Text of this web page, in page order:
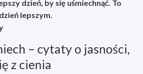
dzień, by się uśmiechnąć. To
lepszym.
– cytaty o jasności,
z cienia